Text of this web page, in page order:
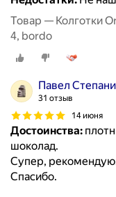
Товар — Колготки
4, bordo
Павел
31 отзыв
14 июня
Достоинства:
шоколад.
Супер,
Спасибо.